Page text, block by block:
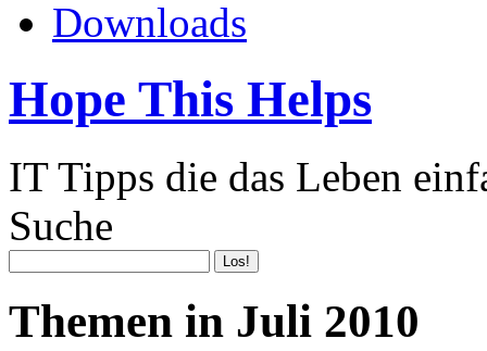
Downloads
Hope This Helps
IT Tipps die das Leben
Suche
Themen in Juli 2010